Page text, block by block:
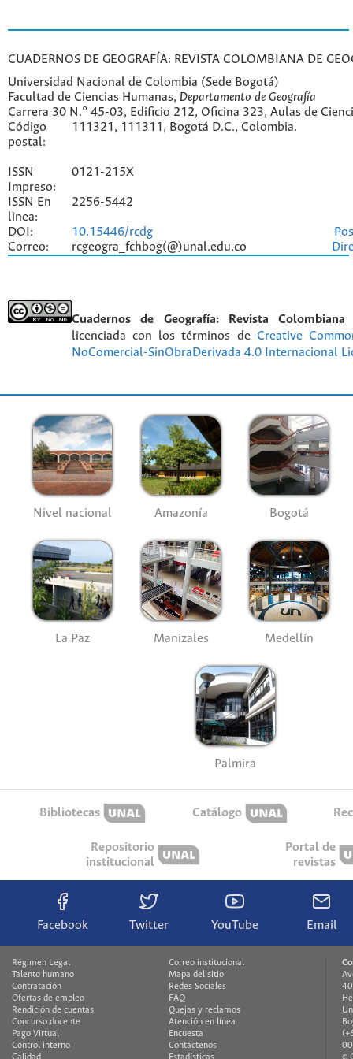
CUADERNOS DE GEOGRAFÍA: REVISTA COLOMBIANA DE
Universidad Nacional de Colombia (Sede Bogotá)
Facultad de Ciencias Humanas, Departamento de Geografía
Carrera 30 N.° 45-03, Edificio 212, Oficina 323, Aulas de
Código
postal:
111321, 111311, Bogotá D.C., Colombia.
ISSN
Impreso:
0121-215X
ISSN En
lìnea:
2256-5442
DOI: 10.15446/rcdg
Correo:
rcgeogra_fchbog(@)unal.edu.co
Cuadernos de Geografía: Revista Colombiana
licenciada con los términos de Creative
NoComercial-SinObraDerivada 4.0 Internacional
Nivel nacional Amazonía Bogotá
La Paz Manizales Medellín
Palmira
Bibliotecas Catálogo
Repositorio
institucional
Portal de
revistas
Facebook Twitter YouTube Email
Régimen Legal
Talento humano
Contratación
Ofertas de empleo
Rendición de cuentas
Concurso docente
Pago Virtual
Control interno
Calidad
Correo institucional
Mapa del sitio
Redes Sociales
FAQ
Quejas y reclamos
Atención en línea
Encuesta
Contáctenos
Estadísticas
©